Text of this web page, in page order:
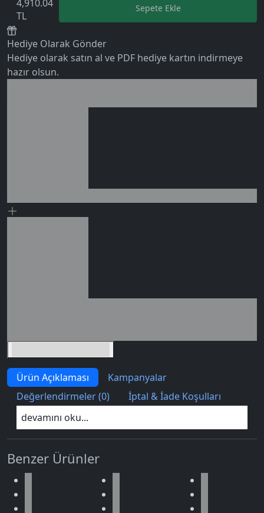
5.0
4,910.04
TL
Sepete Ekle
Hediye Olarak Gönder
Hediye olarak satın al ve PDF hediye kartın indirmeye
hazır olsun.
Ürün Açıklaması
Kampanyalar
Değerlendirmeler (0)
İptal & İade Koşulları
devamını oku...
Benzer Ürünler